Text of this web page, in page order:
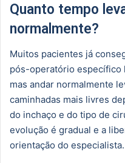
Quanto tempo
normalmente?
Muitos pacientes já
pós-operatório específico
mas andar normalmente
caminhadas mais livres
do inchaço e do tipo de
evolução é gradual e a
orientação do especialista.